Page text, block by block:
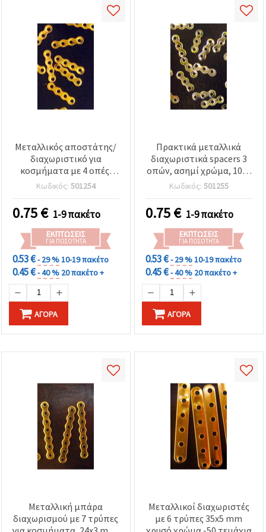
Μεταλλικός αποστάτης/
διαχωριστικό για
κοσμήματα με 4 οπές,
14x3 mm, χρυσό χρώμα –
50 τεμ.
Κωδικός: 501254
0.75€ 1-9 πακέτο
ΕΚΠΤΏΣΕΙΣ
ΓΙΑ ΠΟΣΌΤΗΤΑ
0.53 €- 29 %10-19 πακέτο
0.45 €- 40 % 20 πακέτο +
ΑΓΟΡΆ
Πρακτικά μεταλλικά
διαχωριστικά spacers 3
οπών, ασημί χρώμα, 10x3
mm – 50 τεμ., ιδανικά για
χάντρινες δημιουργίες
κοσμημάτων
Κωδικός: 501255
0.75€ 1-9 πακέτο
ΕΚΠΤΏΣΕΙΣ
ΓΙΑ ΠΟΣΌΤΗΤΑ
0.53 €- 29 %10-19 πακέτο
0.45 €- 40 % 20 πακέτο +
ΑΓΟΡΆ
Μεταλλική μπάρα
διαχωρισμού με 7 τρύπες
Μεταλλικοί διαχωριστές
με 6 τρύπες 35x5 mm